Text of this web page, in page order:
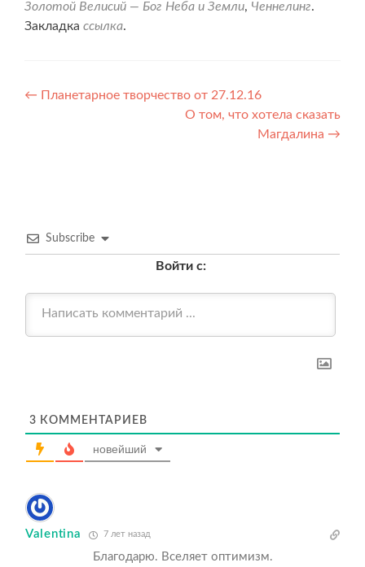
Золотой Велисий — Бог Неба и Земли, Ченнелинг.
Закладка ссылка.
Навигация
← Планетарное творчество от 27.12.16
О том, что хотела сказать
Магдалина →
Subscribe
Войти с:
3 КОММЕНТАРИЕВ
новейший
Valentina 7 лет назад
Благодарю. Вселяет оптимизм.